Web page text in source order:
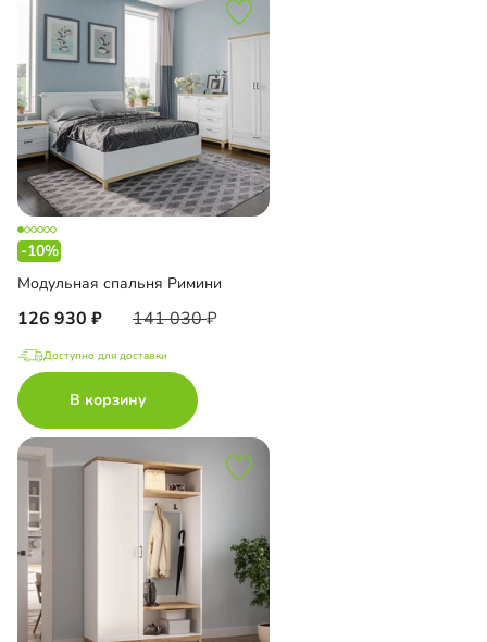
-10%
Модульная спальня Римини
126 930 141 030
Доступно для доставки
В корзину